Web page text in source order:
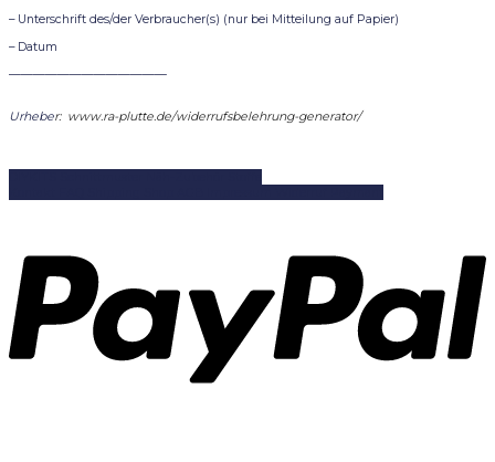
– Unterschrift des/der Verbraucher(s) (nur bei Mitteilung auf Papier)
– Datum
—————————————
Urheber: www.ra-plutte.de/widerrufsbelehrung-generator/